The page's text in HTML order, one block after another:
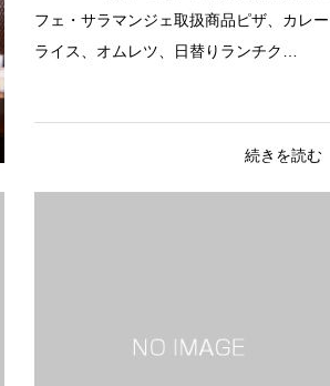
フェ・サラマンジェ取扱商品ピザ、カレー
ライス、オムレツ、日替りランチク…
続きを読む
2366FAXURLSNS店舗所在地